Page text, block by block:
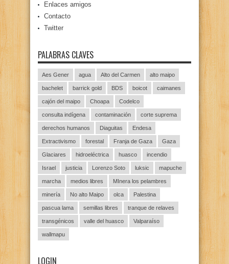
Enlaces amigos
Contacto
Twitter
PALABRAS CLAVES
Aes Gener agua Alto del Carmen alto maipo
bachelet barrick gold BDS boicot caimanes
cajón del maipo Choapa Codelco
consulta indígena contaminación corte suprema
derechos humanos Diaguitas Endesa
Extractivismo forestal Franja de Gaza Gaza
Glaciares hidroeléctrica huasco incendio
Israel justicia Lorenzo Soto luksic mapuche
marcha medios libres MInera los pelambres
minería No alto Maipo olca Palestina
pascua lama semillas libres tranque de relaves
transgénicos valle del huasco Valparaíso
wallmapu
LOGIN